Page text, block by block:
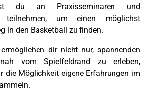
du an Praxisseminaren und
teilnehmen, um einen möglichst
in den Basketball zu finden.
dir nicht nur, spannenden
vom Spielfeldrand zu erleben,
die Möglichkeit eigene Erfahrungen im